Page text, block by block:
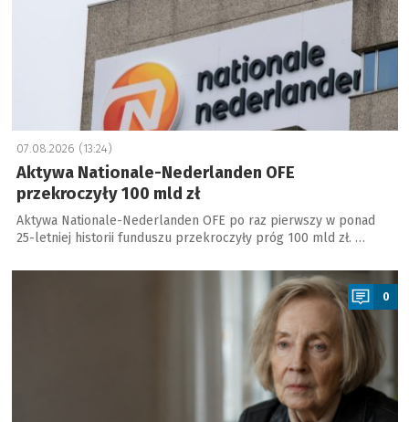
07.08.2026 (13:24)
Aktywa Nationale-Nederlanden OFE
przekroczyły 100 mld zł
Aktywa Nationale-Nederlanden OFE po raz pierwszy w ponad
25-letniej historii funduszu przekroczyły próg 100 mld zł. …
a
0